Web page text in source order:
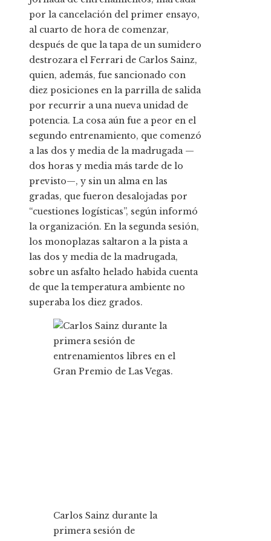
por la cancelación del primer ensayo,
al cuarto de hora de comenzar,
después de que la tapa de un sumidero
destrozara el Ferrari de Carlos Sainz,
quien, además, fue sancionado con
diez posiciones en la parrilla de salida
por recurrir a una nueva unidad de
potencia. La cosa aún fue a peor en el
segundo entrenamiento, que comenzó
a las dos y media de la madrugada —
dos horas y media más tarde de lo
previsto—, y sin un alma en las
gradas, que fueron desalojadas por
“cuestiones logísticas”, según informó
la organización. En la segunda sesión,
los monoplazas saltaron a la pista a
las dos y media de la madrugada,
sobre un asfalto helado habida cuenta
de que la temperatura ambiente no
superaba los diez grados.
Carlos Sainz durante la
primera sesión de